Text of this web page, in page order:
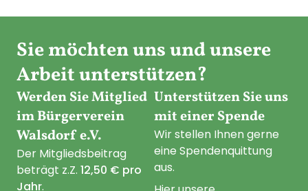
Sie möchten uns und unsere
Arbeit unterstützen?
Werden Sie Mitglied
im Bürgerverein
Walsdorf e.V.
Der Mitgliedsbeitrag
beträgt z.Z. 12,50 € pro
Jahr.
Unterstützen Sie uns
mit einer Spende
Wir stellen Ihnen gerne
eine Spendenquittung
aus.